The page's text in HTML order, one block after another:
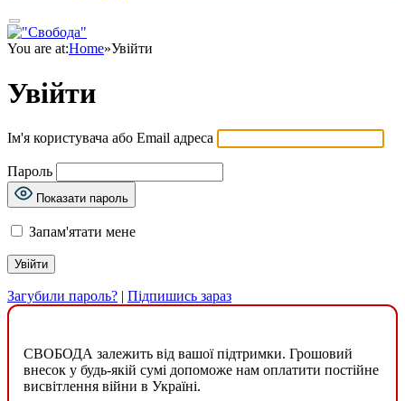
You are at:Home»Увійти
Увійти
Ім'я користувача або Email адреса
Пароль
Показати пароль
Запам'ятати мене
Загубили пароль? | Підпишись зараз
СВОБОДА залежить від вашої підтримки. Грошовий
внесок у будь-якій сумі допоможе нам оплатити постійне
висвітлення війни в Україні.